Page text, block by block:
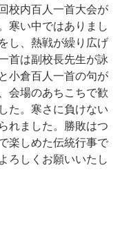
校内百人一首大会が
寒い中ではありまし
し、熱戦が繰り広げ
首は副校長先生が詠
小倉百人一首の句が
会場のあちこちで歓
た。寒さに負けない
れました。勝敗はつ
楽しめた伝統行事で
ろしくお願いいたし